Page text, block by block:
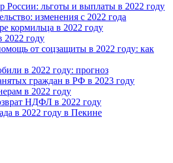
России: льготы и выплаты в 2022 году
изменения с 2022 года
кормильца в 2022 году
2022 году
от соцзащиты в 2022 году: как
в 2022 году: прогноз
граждан в РФ в 2023 году
в 2022 году
НДФЛ в 2022 году
в 2022 году в Пекине